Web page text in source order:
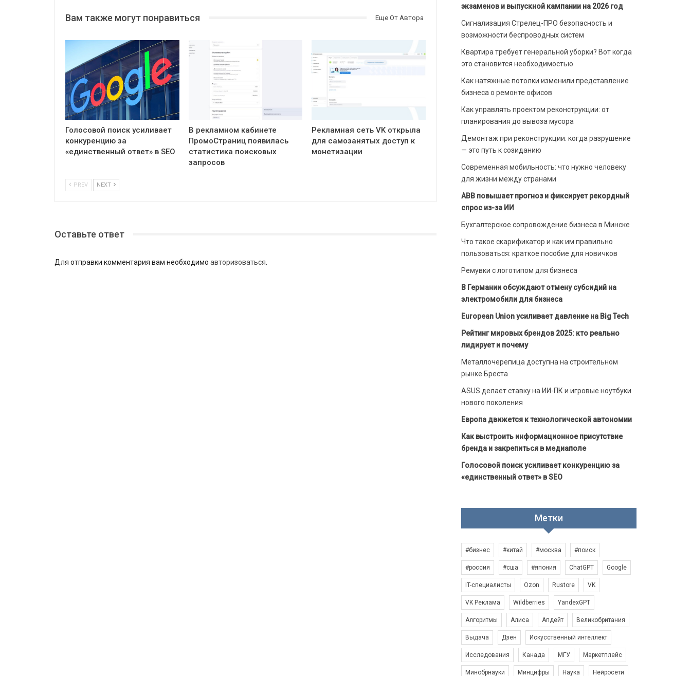
Вам также могут понравиться Еще От Автора
Голосовой поиск усиливает
конкуренцию за
«единственный ответ» в SEO
В рекламном кабинете
ПромоСтраниц появилась
статистика поисковых
запросов
Рекламная сеть VK открыла
для самозанятых доступ к
монетизации
PREV NEXT
Оставьте ответ
Для отправки комментария вам необходимо авторизоваться
экзаменов и выпускной кампании на 2026 год
Сигнализация Стрелец-ПРО безопасность и
возможности беспроводных систем
Квартира требует генеральной уборки? Вот когда
это становится необходимостью
Как натяжные потолки изменили представление
бизнеса о ремонте офисов
Как управлять проектом реконструкции: от
планирования до вывоза мусора
Демонтаж при реконструкции: когда разрушение
— это путь к созиданию
Современная мобильность: что нужно человеку
для жизни между странами
ABB повышает прогноз и фиксирует рекордный
спрос из-за ИИ
Бухгалтерское сопровождение бизнеса в Минске
Что такое скарификатор и как им правильно
пользоваться: краткое пособие для новичков
Ремувки с логотипом для бизнеса
В Германии обсуждают отмену субсидий на
электромобили для бизнеса
European Union усиливает давление на Big Tech
Рейтинг мировых брендов 2025: кто реально
лидирует и почему
Металлочерепица доступна на строительном
рынке Бреста
ASUS делает ставку на ИИ-ПК и игровые ноутбуки
нового поколения
Европа движется к технологической автономии
Как выстроить информационное присутствие
бренда и закрепиться в медиаполе
Голосовой поиск усиливает конкуренцию за
«единственный ответ» в SEO
Метки
#бизнес #китай #москва #поиск
#россия #сша #япония ChatGPT Google
IT-специалисты Ozon Rustore VK
VK Реклама Wildberries YandexGPT
Алгоритмы Алиса Апдейт Великобритания
Выдача Дзен Искусственный интеллект
Исследования Канада МГУ Маркетплейс
Минобрнауки Минцифры Наука Нейросети